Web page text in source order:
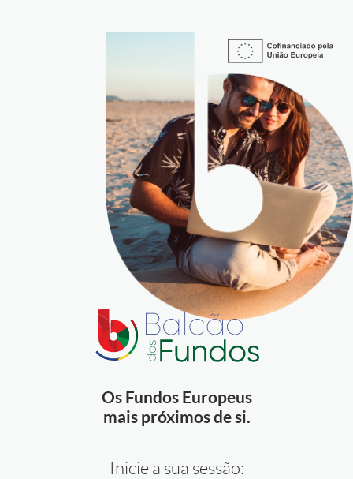
Os Fundos Europeus
mais próximos de si.
Inicie a sua sessão: